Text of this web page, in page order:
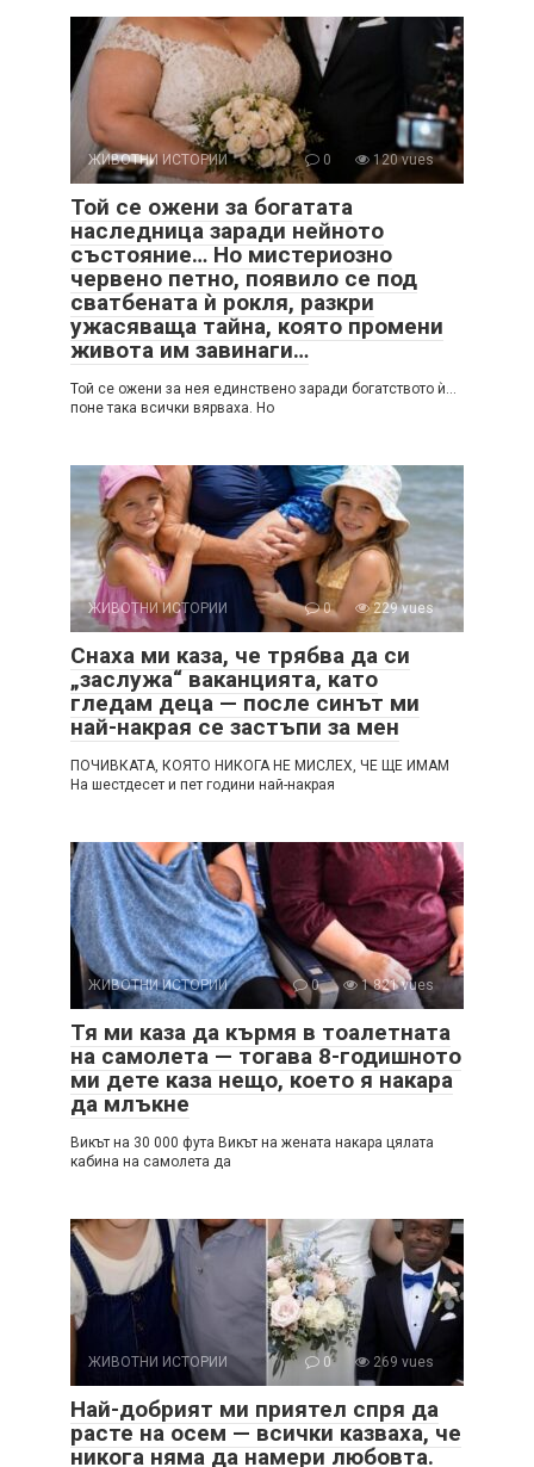
ЖИВОТНИ ИСТОРИИ 0 120 vues
Той се ожени за богатата
наследница заради нейното
състояние… Но мистериозно
червено петно, появило се под
сватбената ѝ рокля, разкри
ужасяваща тайна, която промени
живота им завинаги…
Той се ожени за нея единствено заради богатството ѝ…
поне така всички вярваха. Но
ЖИВОТНИ ИСТОРИИ 0 229 vues
Снаха ми каза, че трябва да си
„заслужа“ ваканцията, като
гледам деца — после синът ми
най-накрая се застъпи за мен
ПОЧИВКАТА, КОЯТО НИКОГА НЕ МИСЛЕХ, ЧЕ ЩЕ ИМАМ
На шестдесет и пет години най-накрая
ЖИВОТНИ ИСТОРИИ 0 1 821 vues
Тя ми каза да кърмя в тоалетната
на самолета — тогава 8-годишното
ми дете каза нещо, което я накара
да млъкне
Викът на 30 000 фута Викът на жената накара цялата
кабина на самолета да
ЖИВОТНИ ИСТОРИИ 0 269 vues
Най-добрият ми приятел спря да
расте на осем — всички казваха, че
никога няма да намери любовта.